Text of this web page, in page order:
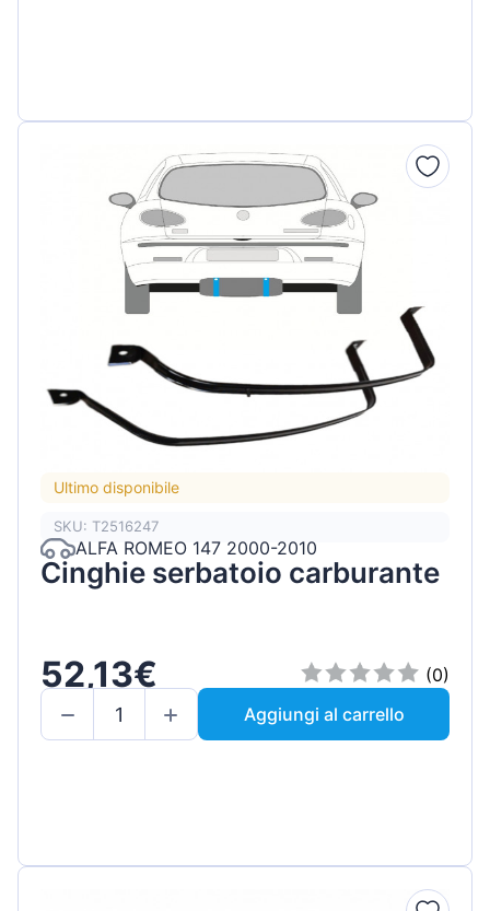
Ultimo disponibile
SKU: T2516247
ALFA ROMEO 147 2000-2010
Cinghie serbatoio carburante
52,13€
(0)
Aggiungi al carrello